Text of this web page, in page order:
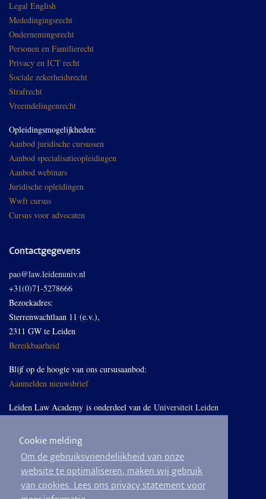
Cookie melding
Om de gebruiksvriendelijkheid van onze
website te optimaliseren, maken wij gebruik
van cookies. Lees ons privacy statement voor
Legal English
Mededingingsrecht
Ondernemingsrecht
Personen en Familierecht
Privacy en ICT recht
Sociale zekerheidsrecht
Strafrecht
Vreemdelingenrecht
Opleidingsmogelijkheden:
Aanbod juridische cursussen
Aanbod specialisatieopleidingen
Aanbod webinars
Juridische opleidingen
Wwft cursus
Cursus voor advocaten
Contactgegevens
pao@law.leidenuniv.nl
+31(0)71-5278666
Bezoekadres:
Sterrenwachtlaan 11 (e.v.),
2311 GW te Leiden
Bereikbaarheid
Blijf op de hoogte van ons cursusaanbod:
Aanmelden nieuwsbrief
Leiden Law Academy is onderdeel van de Universiteit Leiden
Volg ons op LinkedIn